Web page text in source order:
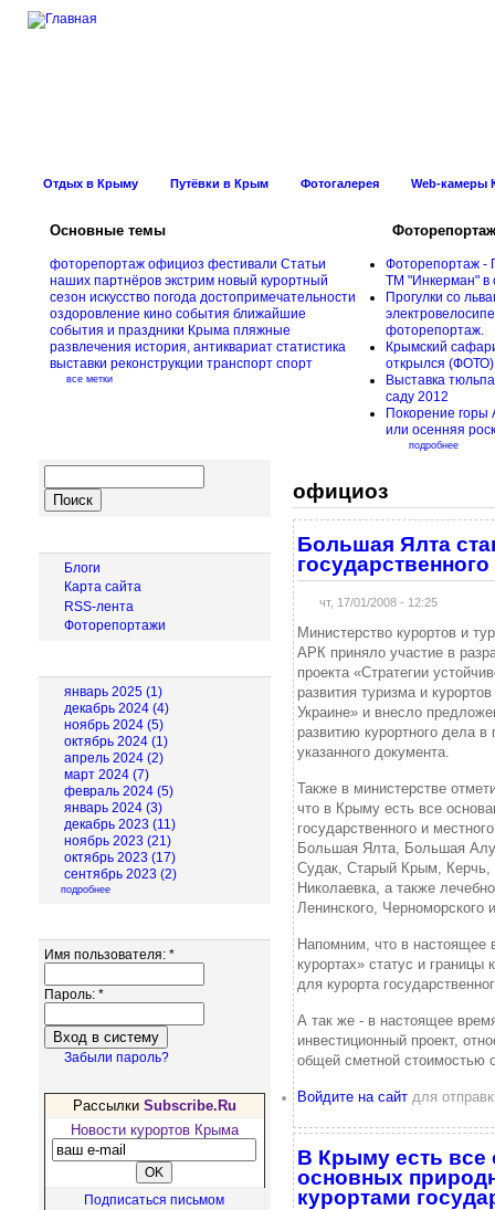
Отдых в Крыму Путёвки в Крым Фотогалерея Web-камеры
Основные темы
фоторепортаж официоз фестивали Статьи
наших партнёров экстрим новый курортный
сезон искусство погода достопримечательности
оздоровление кино события ближайшие
события и праздники Крыма пляжные
развлечения история, антиквариат статистика
выставки реконструкции транспорт спорт
все метки
Фоторепортаж -
ТМ "Инкерман" в
Прогулки cо
фоторепортаж.
Крымский
открылся (ФОТО)
Выставка
саду 2012
Покорение горы
или осенняя
подробнее
Блоги
Карта сайта
RSS-лента
Фоторепортажи
январь 2025 (1)
декабрь 2024 (4)
ноябрь 2024 (5)
октябрь 2024 (1)
апрель 2024 (2)
март 2024 (7)
февраль 2024 (5)
январь 2024 (3)
декабрь 2023 (11)
ноябрь 2023 (21)
октябрь 2023 (17)
сентябрь 2023 (2)
подробнее
Имя пользователя: *
Пароль: *
Забыли пароль?
Рассылки Subscribe.Ru
Новости курортов Крыма
Подписаться письмом
официоз
Большая Ялта
чт, 17/01/2008 - 12:25
Министерство курортов и
АРК приняло участие в
проекта «Стратегии
развития туризма и курортов
Украине» и внесло
развитию курортного дела в
указанного документа.
Также в министерстве
что в Крыму есть все
государственного и
Большая Ялта, Большая
Судак, Старый Крым, Керчь,
Николаевка, а также
Ленинского, Черноморского
Напомним, что в настоящее
курортах» статус и границы
для курорта
А так же - в настоящее
инвестиционный проект,
общей сметной стоимостью
Войдите на сайтдля
В Крыму есть все
основных
курортами